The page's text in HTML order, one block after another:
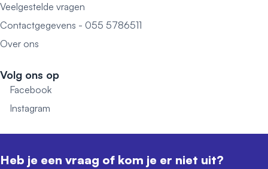
Veelgestelde vragen
Contactgegevens - 055 5786511
Over ons
Volg ons op
Facebook
Instagram
Heb je een vraag of kom je er niet uit?